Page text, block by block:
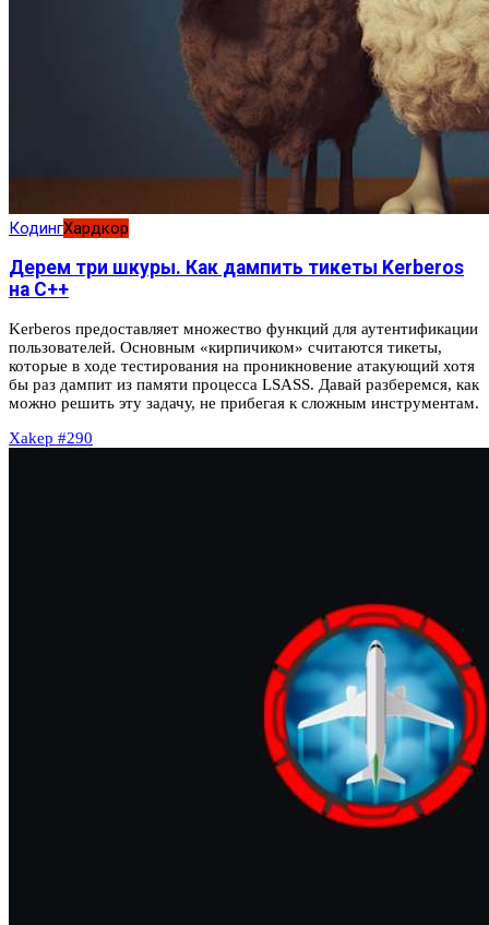
КодингХардкор
Дерем три шкуры. Как дампить тикеты Kerberos
на C++
Kerberos предоставляет множество функций для аутентификации
пользователей. Основным «кирпичиком» считаются тикеты,
которые в ходе тестирования на проникновение атакующий хотя
бы раз дампит из памяти процесса LSASS. Давай разберемся, как
можно решить эту задачу, не прибегая к сложным инструментам.
Xakep #290